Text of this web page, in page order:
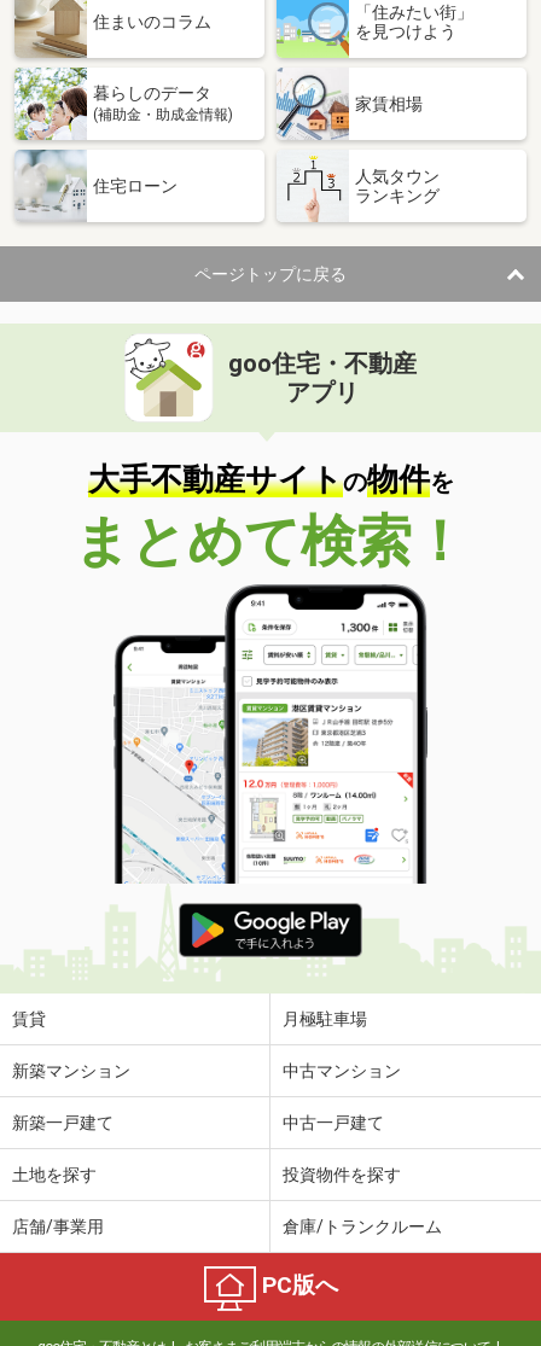
住まいのコラム
「住みたい街」
を見つけよう
暮らしのデータ
(補助金・助成金情報)
家賃相場
住宅ローン
人気タウン
ランキング
ページトップに戻る
goo住宅・不動産
アプリ
大手不動産サイトの物件を
まとめて検索！
賃貸 月極駐車場
新築マンション 中古マンション
新築一戸建て 中古一戸建て
土地を探す 投資物件を探す
店舗/事業用 倉庫/トランクルーム
PC版へ